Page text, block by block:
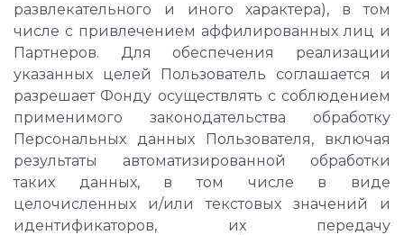
развлекательного и иного характера), в том
числе с привлечением аффилированных лиц и
Партнеров. Для обеспечения реализации
указанных целей Пользователь соглашается и
разрешает Фонду осуществлять с соблюдением
применимого законодательства обработку
Персональных данных Пользователя, включая
результаты автоматизированной обработки
таких данных, в том числе в виде
целочисленных и/или текстовых значений и
идентификаторов, их передачу